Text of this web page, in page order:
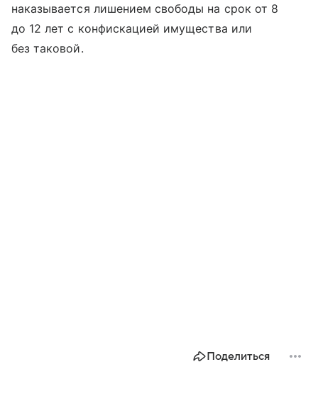
наказывается лишением свободы на срок от 8
до 12 лет с конфискацией имущества или
без таковой.
Поделиться